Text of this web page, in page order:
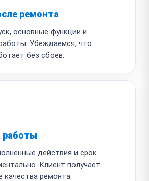
ремонта
основные функции и
Убеждаемся, что
без сбоев.
работы
действия и срок
Клиент получает
ремонта.